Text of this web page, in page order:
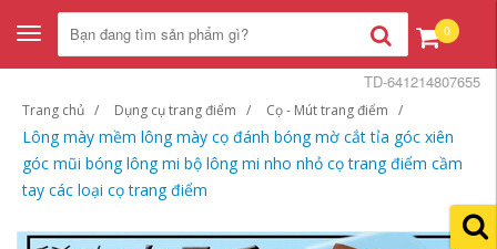
Toggle
navigation
0
Trang chủ Dụng cụ trang điểm Cọ - Mút trang điểm
Lông mày mềm lông mày cọ đánh bóng mờ cắt tỉa góc xiên
góc mũi bóng lông mi bộ lông mi nho nhỏ cọ trang điểm cầm
tay các loại cọ trang điểm
TD-641214807655